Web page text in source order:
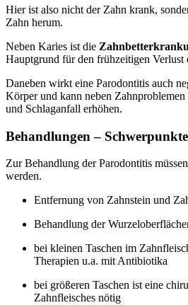
Hier ist also nicht der Zahn krank,
Zahn herum.
Neben Karies ist die
Hauptgrund für den frühzeitigen Verlust
Daneben wirkt eine Parodontitis auch
Körper und kann neben
und Schlaganfall erhöhen.
Behandlungen – Schwerpunkte
Zur Behandlung der Parodontitis
werden.
Entfernung von Zahnstein und
Behandlung der
bei kleinen Taschen im
Therapien u.a. mit Antibiotika
bei größeren Taschen ist eine
Zahnfleisches nötig